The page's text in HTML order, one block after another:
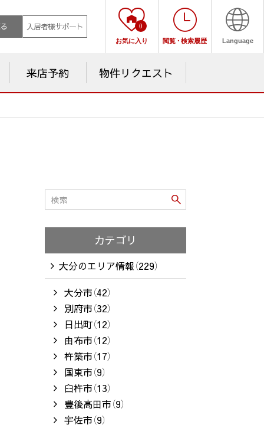
入居者様サポート 0
お気に入り 閲覧・ 検索履歴 Language
来店予約 物件リクエスト
カテゴリ
大分のエリア情報（229）
大分市（42）
別府市（32）
日出町（12）
由布市（12）
杵築市（17）
国東市（9）
臼杵市（13）
豊後高田市（9）
宇佐市（9）